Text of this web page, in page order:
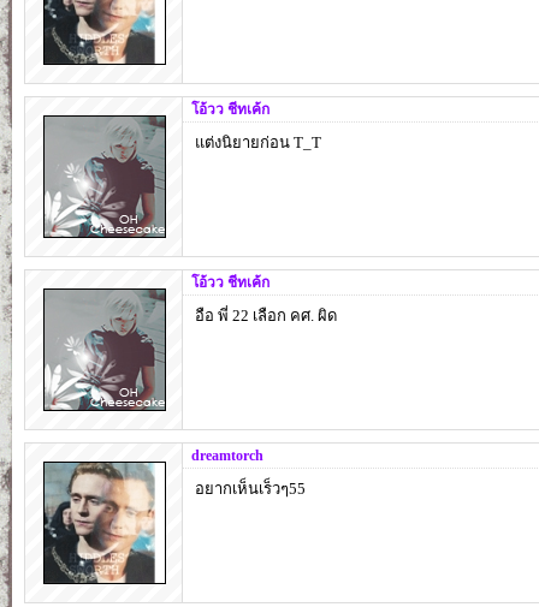
โอ้วว ชีทเค้ก
แต่งนิยายก่อน T_T
โอ้วว ชีทเค้ก
อือ พี่ 22 เลือก คศ. ผิด
dreamtorch
อยากเห็นเร็วๆ55